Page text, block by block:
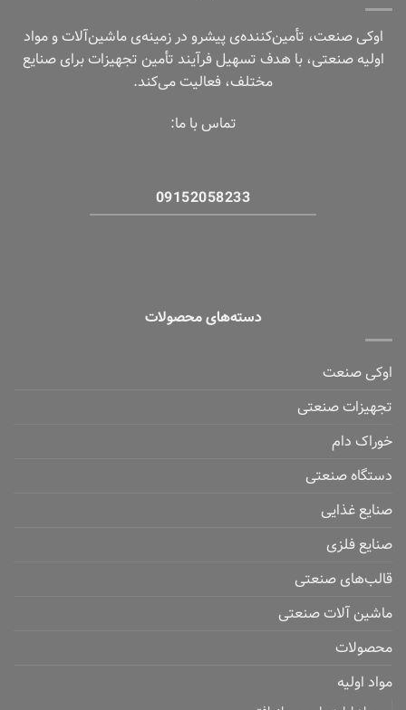
اوکی صنعت، تأمین‌کننده‌ی پیشرو در زمینه‌ی ماشین‌آلات و مواد
اولیه صنعتی، با هدف تسهیل فرآیند تأمین تجهیزات برای صنایع
مختلف، فعالیت می‌کند.
تماس با ما:
09152058233
دسته‌های محصولات
اوکی صنعت
تجهیزات صنعتی
خوراک دام
دستگاه صنعتی
صنایع غذایی
صنایع فلزی
قالب‌های صنعتی
ماشین آلات صنعتی
محصولات
مواد اولیه